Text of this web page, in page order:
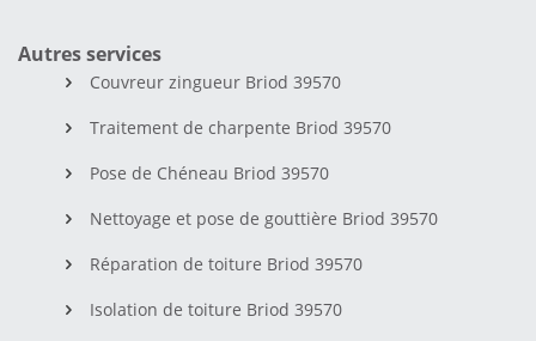
Autres services
Couvreur zingueur Briod 39570
Traitement de charpente Briod 39570
Pose de Chéneau Briod 39570
Nettoyage et pose de gouttière Briod 39570
Réparation de toiture Briod 39570
Isolation de toiture Briod 39570